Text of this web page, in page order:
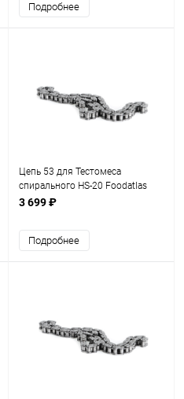
Подробнее
Цепь 53 для Тестомеса
спирального HS-20 Foodatlas
Eco
3 699 ₽
Подробнее